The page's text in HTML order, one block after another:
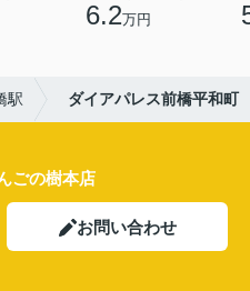
6.2万円
駅 ダイアパレス前橋平和町
ごの樹本店
お問い合わせ